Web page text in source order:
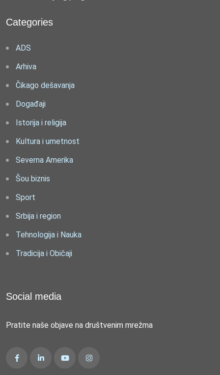
Categories
ADS
Arhiva
Čikago dešavanja
Događaji
Istorija i religija
Kultura i umetnost
Severna Amerika
Šou biznis
Sport
Srbija i region
Tehnologija i Nauka
Tradicija i Običaji
Social media
Pratite naše objave na društvenim mrežma